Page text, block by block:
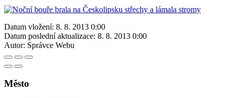
Datum vložení: 8. 8. 2013 0:00
Datum poslední aktualizace: 8. 8. 2013 0:00
Autor: Správce Webu
Město